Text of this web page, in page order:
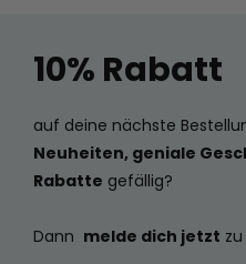
10% Rabatt
auf deine nächste
Neuheiten, geniale
Rabatte gefällig?
Dann melde dich jetzt